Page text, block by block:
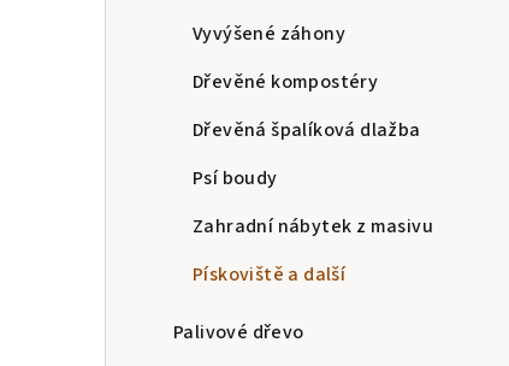
Vyvýšené záhony
Dřevěné kompostéry
Dřevěná špalíková dlažba
Psí boudy
Zahradní nábytek z masivu
Pískoviště a další
Palivové dřevo